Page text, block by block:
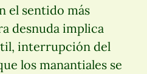
el sentido más
desnuda implica
interrupción del
los manantiales se